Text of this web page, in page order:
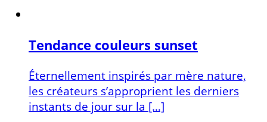
Tendance couleurs sunset
Éternellement inspirés par mère nature,
les créateurs s’approprient les derniers
instants de jour sur la […]